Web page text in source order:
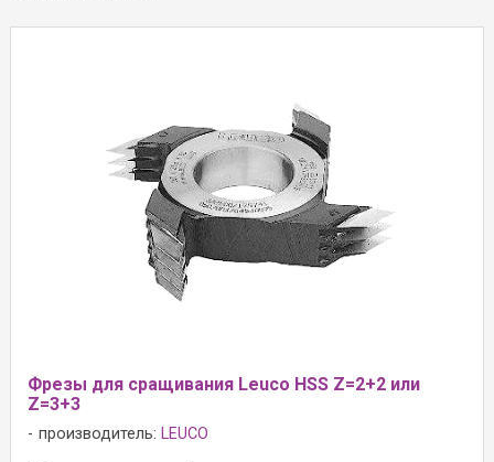
Фрезы для сращивания Leuco HSS Z=2+2 или
Z=3+3
производитель: LEUCO